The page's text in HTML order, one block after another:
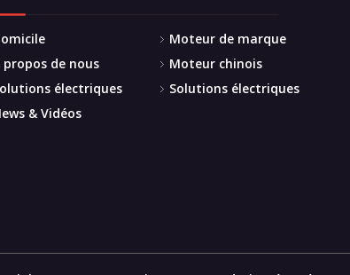
propos de nous
électriques
& Vidéos
Moteur de marque
Moteur chinois
Solutions électriques